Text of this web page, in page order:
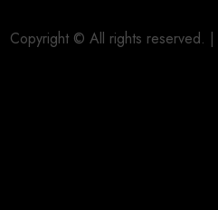
Copyright © All rights reserved. |